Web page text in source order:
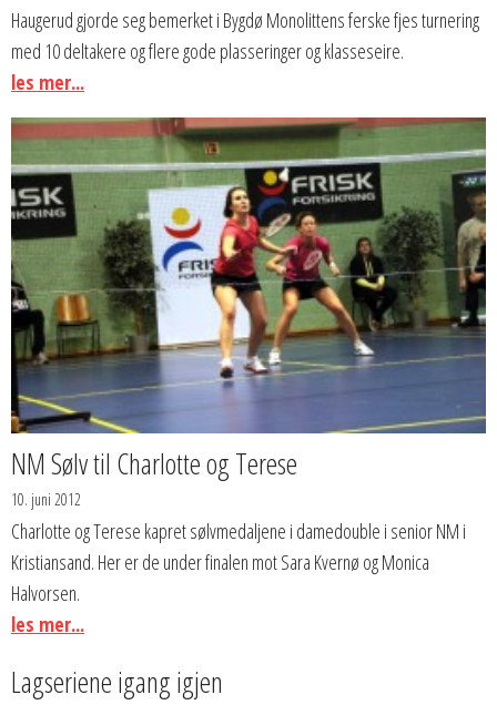
Haugerud gjorde seg bemerket i Bygdø Monolittens ferske fjes turnering
med 10 deltakere og flere gode plasseringer og klasseseire.
les mer...
NM Sølv til Charlotte og Terese
10. juni 2012
Charlotte og Terese kapret sølvmedaljene i damedouble i senior NM i
Kristiansand. Her er de under finalen mot Sara Kvernø og Monica
Halvorsen.
les mer...
Lagseriene igang igjen